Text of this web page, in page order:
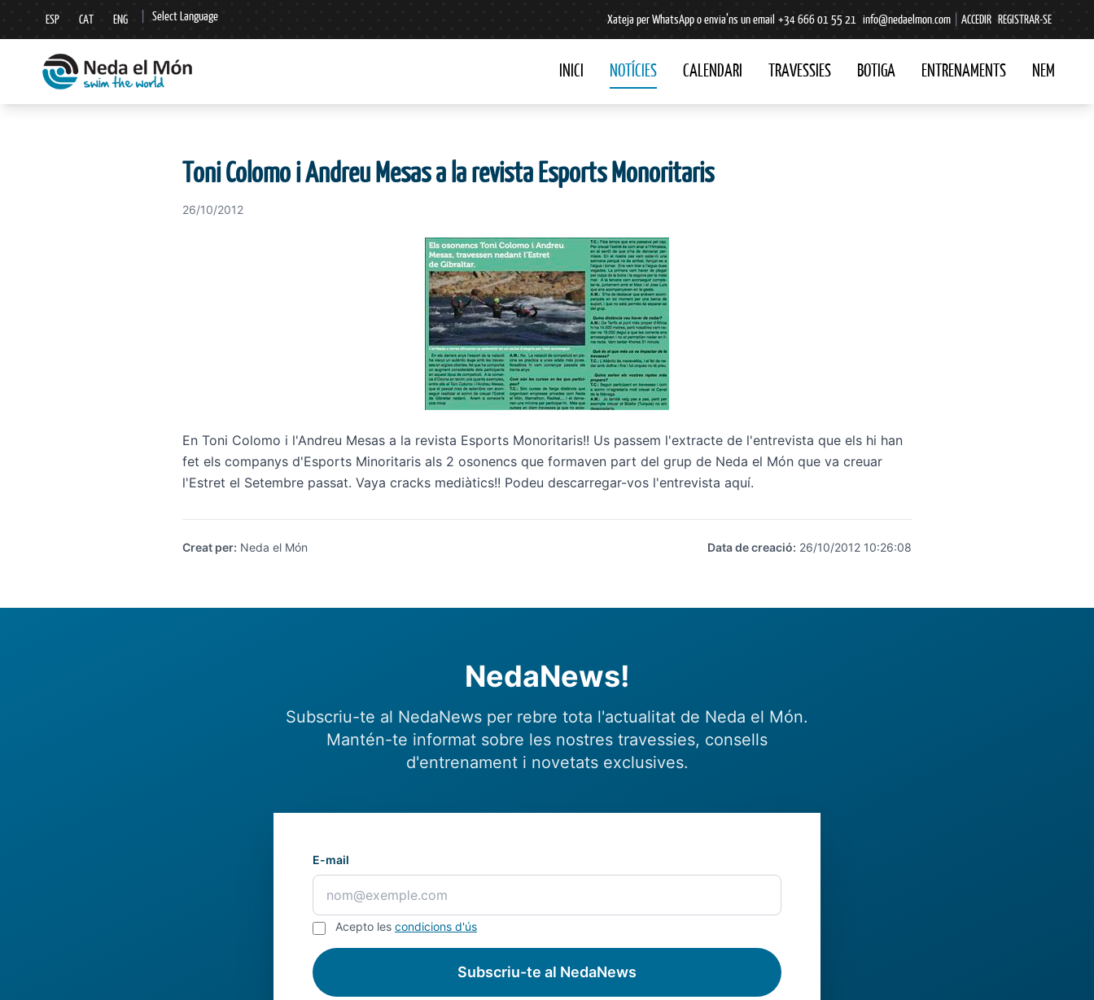
ESP CAT ENG Select Language
▼
Xateja per WhatsApp o envia’ns un email +34 666 01 55 21 info@nedaelmon.com ACCEDIR REGISTRAR-SE
INICI NOTÍCIES CALENDARI TRAVESSIES BOTIGA ENTRENAMENTS NEM
Toni Colomo i Andreu Mesas a la revista Esports Monoritaris
26/10/2012
En Toni Colomo i l'Andreu Mesas a la revista Esports Monoritaris!! Us passem l'extracte de l'entrevista que els hi han
fet els companys d'Esports Minoritaris als 2 osonencs que formaven part del grup de Neda el Món que va creuar
l'Estret el Setembre passat. Vaya cracks mediàtics!! Podeu descarregar-vos l'entrevista aquí.
Creat per: Neda el Món Data de creació: 26/10/2012 10:26:08
NedaNews!
Subscriu-te al NedaNews per rebre tota l'actualitat de Neda el Món.
Mantén-te informat sobre les nostres travessies, consells
d'entrenament i novetats exclusives.
E-mail
Acepto les condicions d'ús
Subscriu-te al NedaNews